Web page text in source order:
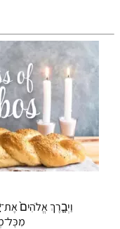
וַיְבָ֤רֶךְ אֱלֹהִים֙